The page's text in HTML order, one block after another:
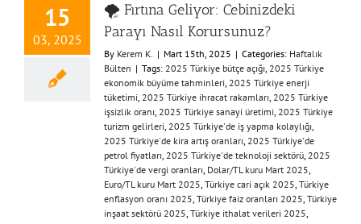
15
03, 2025
🌪️ Fırtına Geliyor: Cebinizdeki
Parayı Nasıl Korursunuz?
By Kerem K. | Mart 15th, 2025 | Categories: Haftalık
Bülten | Tags: 2025 Türkiye bütçe açığı, 2025 Türkiye
ekonomik büyüme tahminleri, 2025 Türkiye enerji
tüketimi, 2025 Türkiye ihracat rakamları, 2025 Türkiye
işsizlik oranı, 2025 Türkiye sanayi üretimi, 2025 Türkiye
turizm gelirleri, 2025 Türkiye'de iş yapma kolaylığı,
2025 Türkiye'de kira artış oranları, 2025 Türkiye'de
petrol fiyatları, 2025 Türkiye'de teknoloji sektörü, 2025
Türkiye'de vergi oranları, Dolar/TL kuru Mart 2025,
Euro/TL kuru Mart 2025, Türkiye cari açık 2025, Türkiye
enflasyon oranı 2025, Türkiye faiz oranları 2025, Türkiye
inşaat sektörü 2025, Türkiye ithalat verileri 2025,